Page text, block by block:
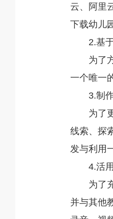
云、阿里
下载幼儿
2.基
为了
一个唯一
3.制
为了
线索、探
发与利用
4.活
为了
并与其他